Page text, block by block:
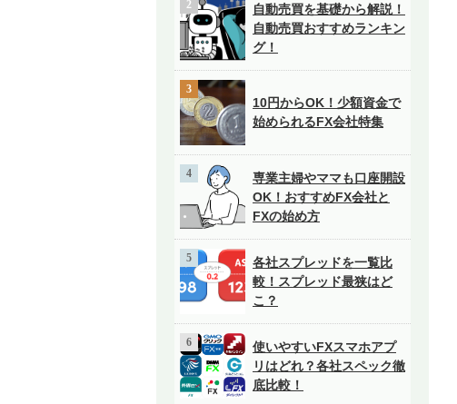
自動売買を基礎から解説！
自動売買おすすめランキン
グ！
10円からOK！少額資金で
始められるFX会社特集
専業主婦やママも口座開設
OK！おすすめFX会社と
FXの始め方
各社スプレッドを一覧比
較！スプレッド最狭はど
こ？
使いやすいFXスマホアプ
リはどれ？各社スペック徹
底比較！